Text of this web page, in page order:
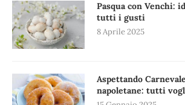
Pasqua con Venchi:
tutti i gusti
8 Aprile 2025
Aspettando
napoletane: tutti